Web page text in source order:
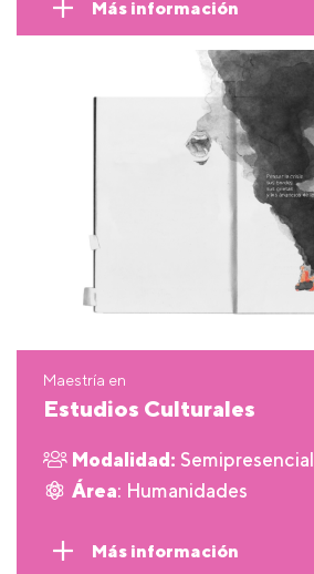
Más información
Maestría en
Estudios Culturales
Modalidad: Semipresencial
Área: Humanidades
Más información